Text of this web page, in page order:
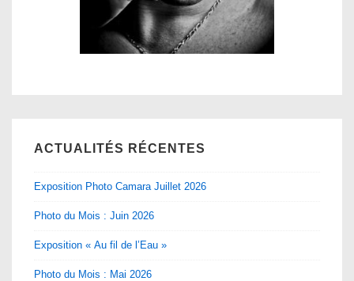
ACTUALITÉS RÉCENTES
Exposition Photo Camara Juillet 2026
Photo du Mois : Juin 2026
Exposition « Au fil de l’Eau »
Photo du Mois : Mai 2026